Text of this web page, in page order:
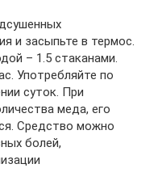
и засыпьте в термос.
– 1.5 стаканами.
Употребляйте по
суток. При
меда, его
Средство можно
болей,